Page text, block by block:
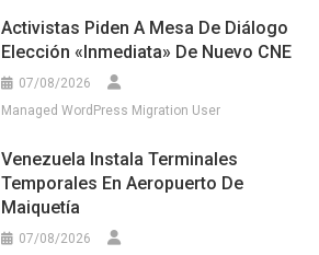
Activistas Piden A Mesa De Diálogo
Elección «inmediata» De Nuevo CNE
07/08/2026
Managed WordPress Migration User
Venezuela Instala Terminales
Temporales En Aeropuerto De
Maiquetía
07/08/2026